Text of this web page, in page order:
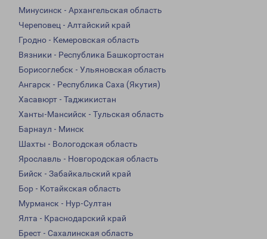
Минусинск - Архангельская область
Череповец - Алтайский край
Гродно - Кемеровская область
Вязники - Республика Башкортостан
Борисоглебск - Ульяновская область
Ангарск - Республика Саха (Якутия)
Хасавюрт - Таджикистан
Ханты-Мансийск - Тульская область
Барнаул - Минск
Шахты - Вологодская область
Ярославль - Новгородская область
Бийск - Забайкальский край
Бор - Котайкская область
Мурманск - Нур-Султан
Ялта - Краснодарский край
Брест - Сахалинская область